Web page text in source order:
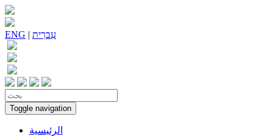
ENG | עִברִית
Toggle navigation
الرئيسية